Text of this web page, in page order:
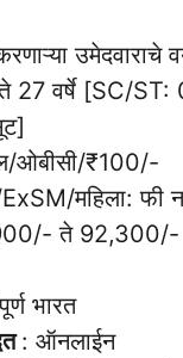
उमेदवाराचे
27 वर्षे [SC/ST:
ओबीसी/₹100/-
महिला: फी
ते 92,300/-
भारत
: ऑनलाईन